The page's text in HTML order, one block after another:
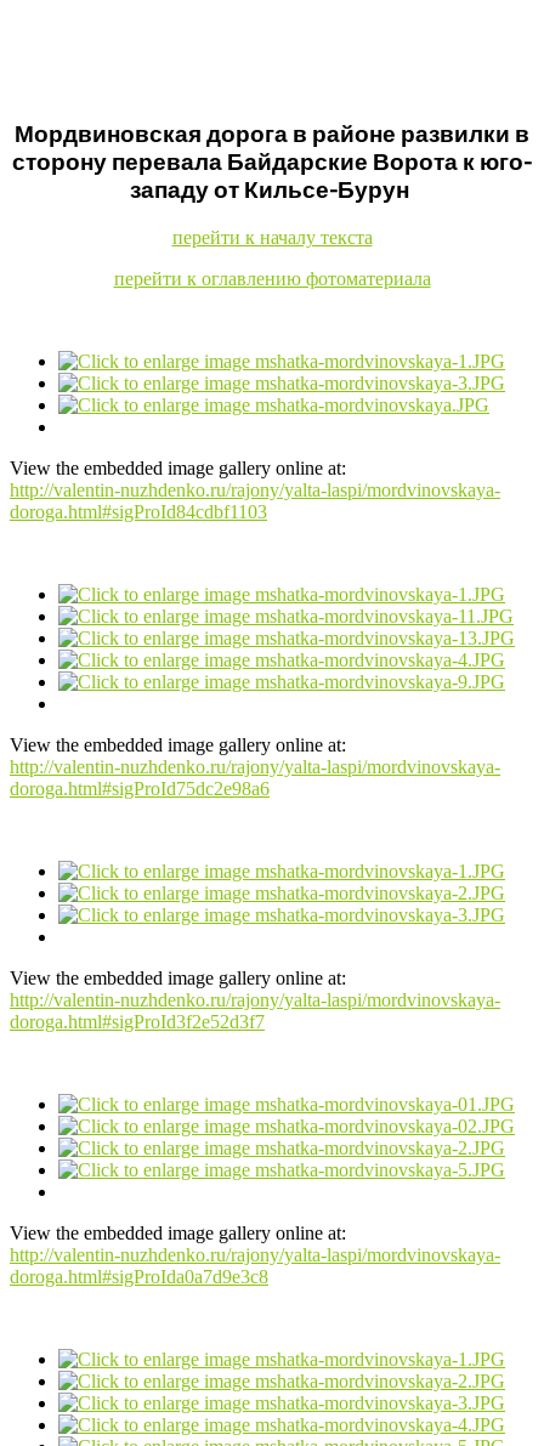
Мордвиновская дорога в районе развилки в
сторону перевала Байдарские Ворота к юго-
западу от Кильсе-Бурун
перейти к началу текста
перейти к оглавлению фотоматериала
View the embedded image gallery online at:
http://valentin-nuzhdenko.ru/rajony/yalta-laspi/mordvinovskaya-
doroga.html#sigProId84cdbf1103
View the embedded image gallery online at:
http://valentin-nuzhdenko.ru/rajony/yalta-laspi/mordvinovskaya-
doroga.html#sigProId75dc2e98a6
View the embedded image gallery online at:
http://valentin-nuzhdenko.ru/rajony/yalta-laspi/mordvinovskaya-
doroga.html#sigProId3f2e52d3f7
View the embedded image gallery online at:
http://valentin-nuzhdenko.ru/rajony/yalta-laspi/mordvinovskaya-
doroga.html#sigProIda0a7d9e3c8